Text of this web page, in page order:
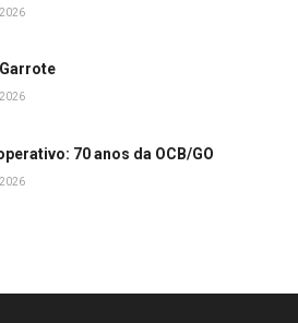
70 anos da OCB/GO